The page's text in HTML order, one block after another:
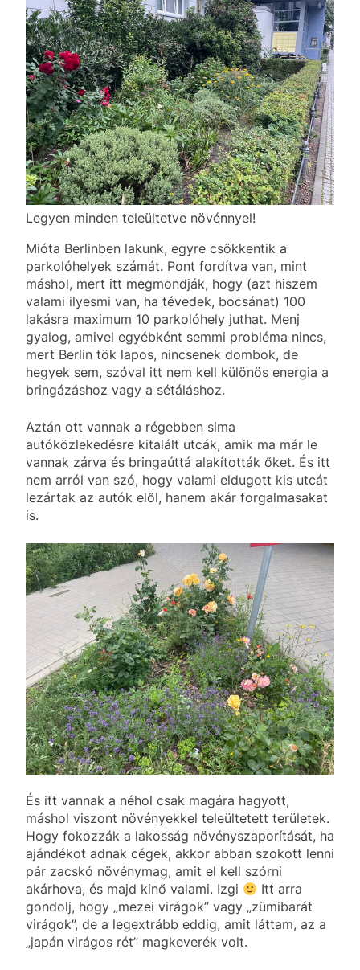
Legyen minden teleültetve növénnyel!
Mióta Berlinben lakunk, egyre csökkentik a
parkolóhelyek számát. Pont fordítva van, mint
máshol, mert itt megmondják, hogy (azt hiszem
valami ilyesmi van, ha tévedek, bocsánat) 100
lakásra maximum 10 parkolóhely juthat. Menj
gyalog, amivel egyébként semmi probléma nincs,
mert Berlin tök lapos, nincsenek dombok, de
hegyek sem, szóval itt nem kell különös energia a
bringázáshoz vagy a sétáláshoz.
Aztán ott vannak a régebben sima
autóközlekedésre kitalált utcák, amik ma már le
vannak zárva és bringaúttá alakították őket. És itt
nem arról van szó, hogy valami eldugott kis utcát
lezártak az autók elől, hanem akár forgalmasakat
is.
És itt vannak a néhol csak magára hagyott,
máshol viszont növényekkel teleültetett területek.
Hogy fokozzák a lakosság növényszaporítását, ha
ajándékot adnak cégek, akkor abban szokott lenni
pár zacskó növénymag, amit el kell szórni
akárhova, és majd kinő valami. Izgi
Itt arra
gondolj, hogy „mezei virágok” vagy „zümibarát
virágok”, de a legextrább eddig, amit láttam, az a
„japán virágos rét” magkeverék volt.